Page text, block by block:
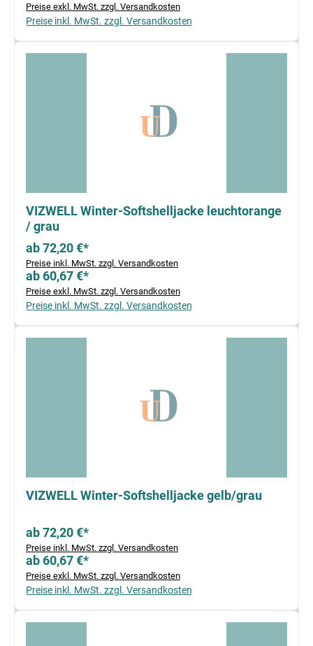
Preise exkl. MwSt. zzgl. Versandkosten
Preise inkl. MwSt. zzgl. Versandkosten
VIZWELL Winter-Softshelljacke leuchtorange
/ grau
ab 72,20 €*
Preise inkl. MwSt. zzgl. Versandkosten
ab 60,67 €*
Preise exkl. MwSt. zzgl. Versandkosten
Preise inkl. MwSt. zzgl. Versandkosten
VIZWELL Winter-Softshelljacke gelb/grau
ab 72,20 €*
Preise inkl. MwSt. zzgl. Versandkosten
ab 60,67 €*
Preise exkl. MwSt. zzgl. Versandkosten
Preise inkl. MwSt. zzgl. Versandkosten